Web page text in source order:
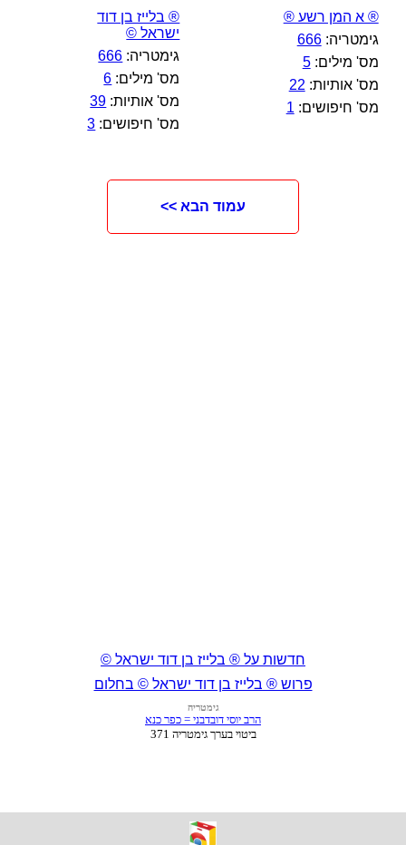
® א המן רשע ®
גימטריה:666
מס' מילים:5
מס' אותיות: 22
מס' חיפושים: 1
® בלייז בן דוד
ישראל ©
גימטריה: 666
מס' מילים: 6
מס' אותיות: 39
מס' חיפושים: 3
עמוד הבא >>
חדשות על ® בלייז בן דוד ישראל ©
פרוש ® בלייז בן דוד ישראל © בחלום